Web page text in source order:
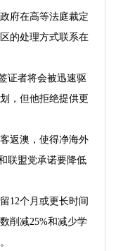
府在高等法庭裁定
的处理方式联系在
证者将会被迅速驱
，但他拒绝提供更
返澳，使得净海外
联盟党承诺要降低
12个月或更长时间
削减25%和减少学